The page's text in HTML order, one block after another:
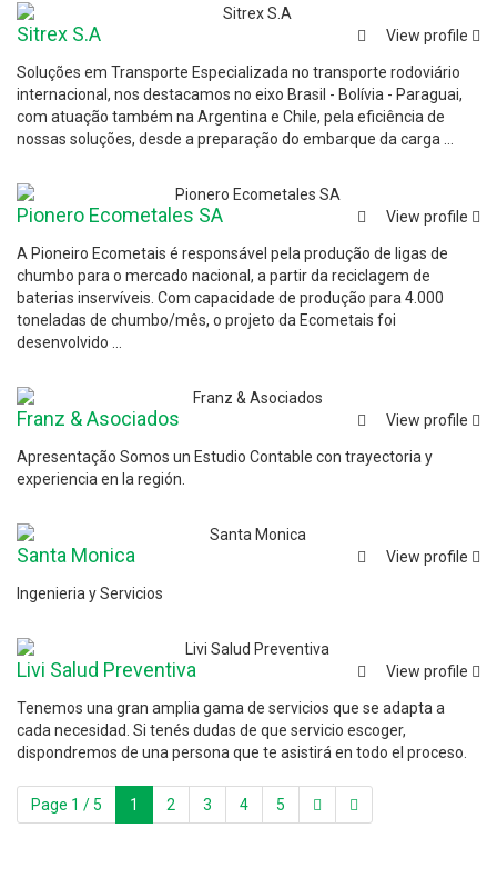
View profile
Sitrex S.A
Soluções em Transporte Especializada no transporte rodoviário
internacional, nos destacamos no eixo Brasil - Bolívia - Paraguai,
com atuação também na Argentina e Chile, pela eficiência de
nossas soluções, desde a preparação do embarque da carga ...
View profile
Pionero Ecometales SA
A Pioneiro Ecometais é responsável pela produção de ligas de
chumbo para o mercado nacional, a partir da reciclagem de
baterias inservíveis. Com capacidade de produção para 4.000
toneladas de chumbo/mês, o projeto da Ecometais foi
desenvolvido ...
View profile
Franz & Asociados
Apresentação Somos un Estudio Contable con trayectoria y
experiencia en la región.
View profile
Santa Monica
Ingenieria y Servicios
View profile
Livi Salud Preventiva
Tenemos una gran amplia gama de servicios que se adapta a
cada necesidad. Si tenés dudas de que servicio escoger,
dispondremos de una persona que te asistirá en todo el proceso.
Page 1 / 5 1 2 3 4 5